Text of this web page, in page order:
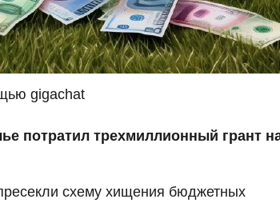
gigachat
потратил трехмиллионный грант
схему хищения бюджетных